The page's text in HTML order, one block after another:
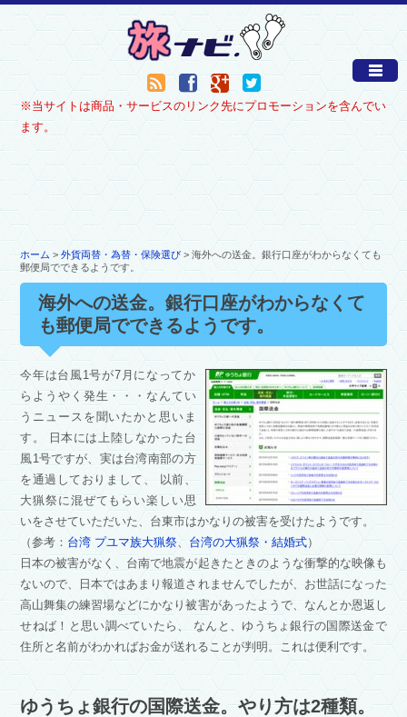
※当サイトは商品・サービスのリンク先にプロモーションを含んでい
ます。
ホーム>外貨両替・為替・保険選び > 海外への送金。銀行口座がわからなくても
郵便局でできるようです。
海外への送金。銀行口座がわからなくて
も郵便局でできるようです。
今年は台風1号が7月になってか
らようやく発生・・・なんてい
うニュースを聞いたかと思いま
す。 日本には上陸しなかった台
風1号ですが、実は台湾南部の方
を通過しておりまして、 以前、
大猟祭に混ぜてもらい楽しい思
いをさせていただいた、台東市はかなりの被害を受けたようです。
（参考： 台湾 プユマ族大猟祭 、台湾の大猟祭・結婚式）
日本の被害がなく、台南で地震が起きたときのような衝撃的な映像も
ないので、日本ではあまり報道されませんでしたが、お世話になった
高山舞集の練習場などにかなり被害があったようで、なんとか恩返し
せねば！と思い調べていたら、 なんと、ゆうちょ銀行の国際送金で
住所と名前がわかればお金が送れることが判明。これは便利です。
ゆうちょ銀行の国際送金。やり方は2種類。